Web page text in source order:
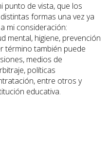
punto de vista, que los
formas una vez ya
mi consideración:
mental, higiene, prevención
término también puede
medios de
políticas
entre otros y
educativa.